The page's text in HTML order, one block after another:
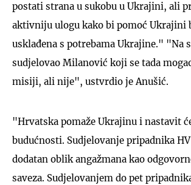
postati strana u sukobu u Ukrajini, ali
aktivniju ulogu kako bi pomoć Ukrajini
usklađena s potrebama Ukrajine." "Na
sudjelovao Milanović koji se tada
misiji, ali nije", ustvrdio je Anušić.
"Hrvatska pomaže Ukrajinu i nastavit
budućnosti. Sudjelovanje pripadnika
dodatan oblik angažmana kao
saveza. Sudjelovanjem do pet